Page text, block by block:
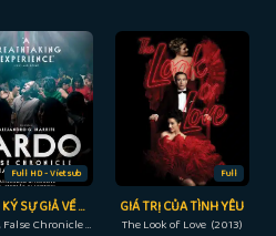
Full HD - Vietsub
BARDO KÝ SỰ GIẢ VỀ ĐÔI CHÚT SỰ THẬT
BARDO, False Chronicle of a Handful of Truths (2022)
Full
GIÁ TRỊ CỦA TÌNH YÊU
The Look of Love (2013)